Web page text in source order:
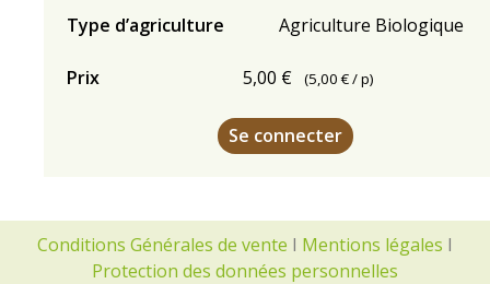
Type d’agriculture Agriculture Biologique
Prix 5,00 € (5,00 €/ p)
Se connecter
Conditions Générales de vente I Mentions légales I
Protection des données personnelles